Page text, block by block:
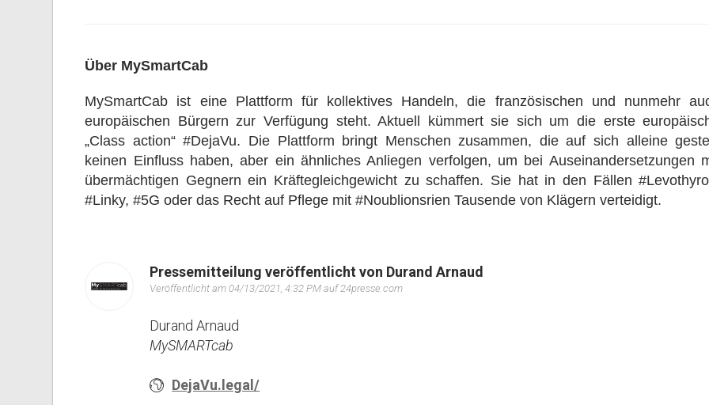
Über MySmartCab
MySmartCab ist eine Plattform für kollektives Handeln, die französischen und nunmehr
europäischen Bürgern zur Verfügung steht. Aktuell kümmert sie sich um die erste
„Class action“ #DejaVu. Die Plattform bringt Menschen zusammen, die auf sich alleine
keinen Einfluss haben, aber ein ähnliches Anliegen verfolgen, um bei Auseinandersetzungen
übermächtigen Gegnern ein Kräftegleichgewicht zu schaffen. Sie hat in den Fällen
#Linky, #5G oder das Recht auf Pflege mit #Noublionsrien Tausende von Klägern verteidigt.
Pressemitteilung veröffentlicht von Durand Arnaud
Veröffentlicht am 04/13/2021, 4:32 PM auf 24presse.com
Durand Arnaud
MySMARTcab
DejaVu.legal/